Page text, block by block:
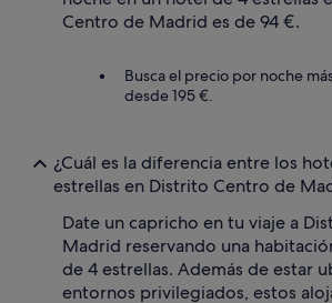
Centro de Madrid es de 94 €.
Busca el precio por noche
desde 195 €.
¿Cuál es la diferencia entre los
estrellas en Distrito Centro de
Date un capricho en tu viaje a
Madrid reservando una
de 4 estrellas. Además de estar
entornos privilegiados, estos